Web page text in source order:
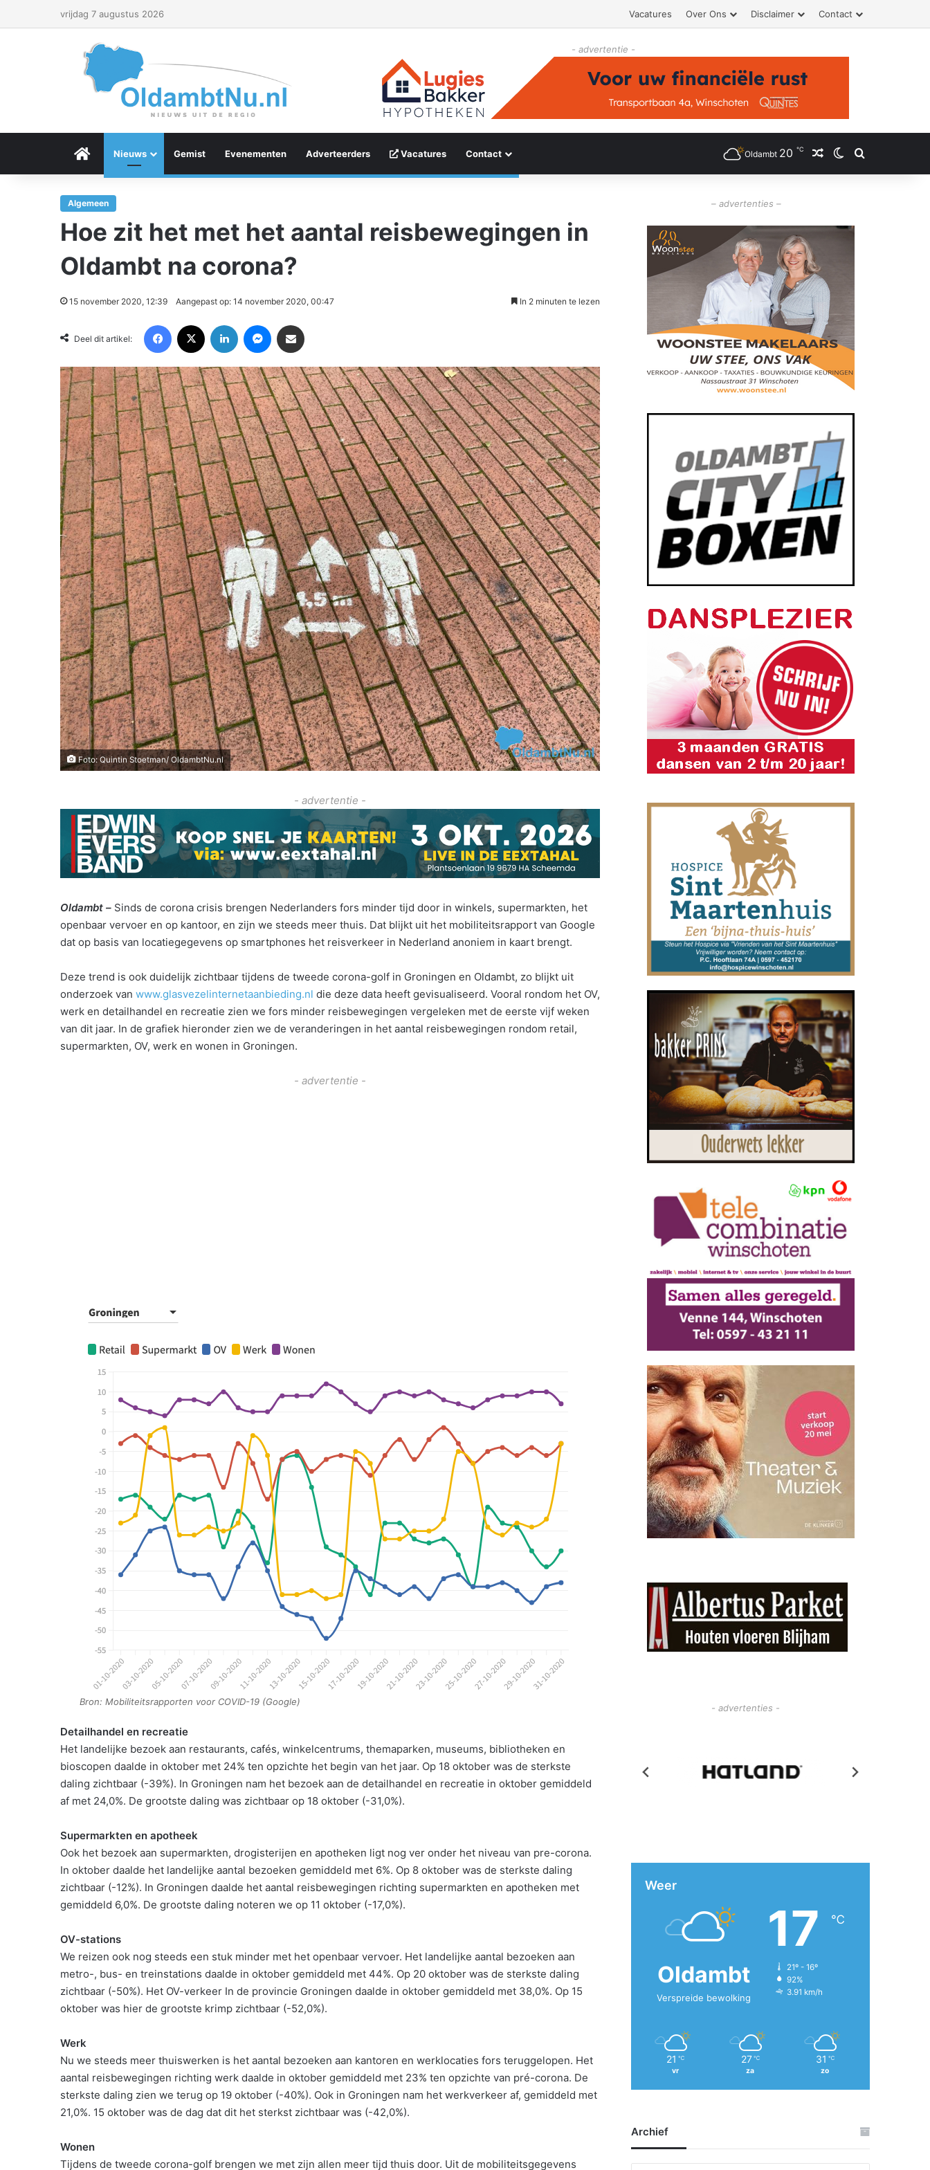
vrijdag 7 augustus 2026 Vacatures Over Ons Disclaimer Contact
- advertentie -
Menu Item
Nieuws Gemist Evenementen Adverteerders Vacatures Contact Oldambt 20 ℃ Willekeurig artikel
Switch skin
Zoeken
Algemeen
Hoe zit het met het aantal reisbewegingen in
Oldambt na corona?
15 november 2020, 12:39 Aangepast op: 14 november 2020, 00:47 In 2 minuten te lezen
Deel dit artikel:
Foto: Quintin Stoetman/ OldambtNu.nl
- advertentie -
Oldambt – Sinds de corona crisis brengen Nederlanders fors minder tijd door in winkels, supermarkten, het
openbaar vervoer en op kantoor, en zijn we steeds meer thuis. Dat blijkt uit het mobiliteitsrapport van Google
dat op basis van locatiegegevens op smartphones het reisverkeer in Nederland anoniem in kaart brengt.
Deze trend is ook duidelijk zichtbaar tijdens de tweede corona-golf in Groningen en Oldambt, zo blijkt uit
onderzoek van www.glasvezelinternetaanbieding.nl die deze data heeft gevisualiseerd. Vooral rondom het OV,
werk en detailhandel en recreatie zien we fors minder reisbewegingen vergeleken met de eerste vijf weken
van dit jaar. In de grafiek hieronder zien we de veranderingen in het aantal reisbewegingen rondom retail,
supermarkten, OV, werk en wonen in Groningen.
- advertentie -
Bron: Mobiliteitsrapporten voor COVID-19 (Google)
Detailhandel en recreatie
Het landelijke bezoek aan restaurants, cafés, winkelcentrums, themaparken, museums, bibliotheken en
bioscopen daalde in oktober met 24% ten opzichte het begin van het jaar. Op 18 oktober was de sterkste
daling zichtbaar (-39%). In Groningen nam het bezoek aan de detailhandel en recreatie in oktober gemiddeld
af met 24,0%. De grootste daling was zichtbaar op 18 oktober (-31,0%).
Supermarkten en apotheek
Ook het bezoek aan supermarkten, drogisterijen en apotheken ligt nog ver onder het niveau van pre-corona.
In oktober daalde het landelijke aantal bezoeken gemiddeld met 6%. Op 8 oktober was de sterkste daling
zichtbaar (-12%). In Groningen daalde het aantal reisbewegingen richting supermarkten en apotheken met
gemiddeld 6,0%. De grootste daling noteren we op 11 oktober (-17,0%).
OV-stations
We reizen ook nog steeds een stuk minder met het openbaar vervoer. Het landelijke aantal bezoeken aan
metro-, bus- en treinstations daalde in oktober gemiddeld met 44%. Op 20 oktober was de sterkste daling
zichtbaar (-50%). Het OV-verkeer In de provincie Groningen daalde in oktober gemiddeld met 38,0%. Op 15
oktober was hier de grootste krimp zichtbaar (-52,0%).
Werk
Nu we steeds meer thuiswerken is het aantal bezoeken aan kantoren en werklocaties fors teruggelopen. Het
aantal reisbewegingen richting werk daalde in oktober gemiddeld met 23% ten opzichte van pré-corona. De
sterkste daling zien we terug op 19 oktober (-40%). Ook in Groningen nam het werkverkeer af, gemiddeld met
21,0%. 15 oktober was de dag dat dit het sterkst zichtbaar was (-42,0%).
Wonen
Tijdens de tweede corona-golf brengen we met zijn allen meer tijd thuis door. Uit de mobiliteitsgegevens
– advertenties –
- advertenties -
Weer
Oldambt
Verspreide bewolking
17 ℃
21º - 16º
92%
3.91 km/h
21 ℃
vr
27 ℃
za
31 ℃
zo
Archief